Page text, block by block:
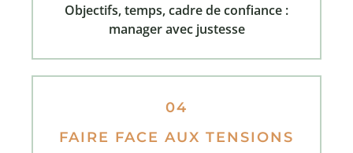
Objectifs, temps, cadre de confiance :
manager avec justesse
04
FAIRE FACE AUX TENSIONS